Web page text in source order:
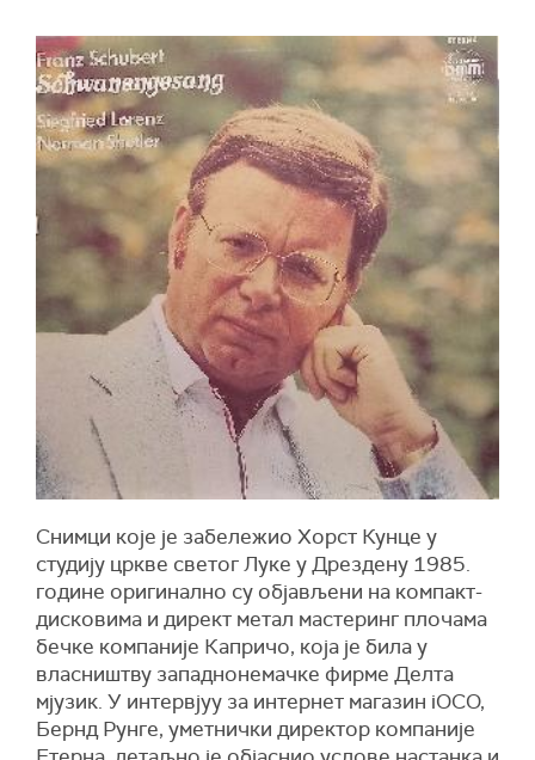
Снимци које је забележио Хорст Кунце у
студију цркве светог Луке у Дрездену 1985.
године оригинално су објављени на компакт-
дисковима и директ метал мастеринг плочама
бечке компаније Капричо, која је била у
власништву западнонемачке фирме Делта
мјузик. У интервјуу за интернет магазин iOCO,
Бернд Рунге, уметнички директор компаније